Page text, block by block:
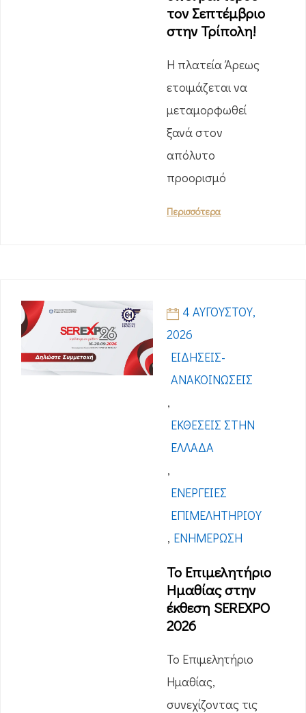
τον Σεπτέμβριο
στην Τρίπολη!
Η πλατεία Άρεως
ετοιμάζεται να
μεταμορφωθεί
ξανά στον
απόλυτο
προορισμό
Περισσότερα
4 ΑΥΓΟΎΣΤΟΥ,
2026
ΕΙΔΉΣΕΙΣ-
ΑΝΑΚΟΙΝΏΣΕΙΣ
,
ΕΚΘΈΣΕΙΣ ΣΤΗΝ
ΕΛΛΆΔΑ
,
ΕΝΈΡΓΕΙΕΣ
ΕΠΙΜΕΛΗΤΗΡΊΟΥ
, ΕΝΗΜΈΡΩΣΗ
Το Επιμελητήριο
Ημαθίας στην
έκθεση SEREXPO
2026
Το Επιμελητήριο
Ημαθίας,
συνεχίζοντας τις